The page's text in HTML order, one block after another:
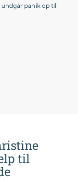
panik op til
til